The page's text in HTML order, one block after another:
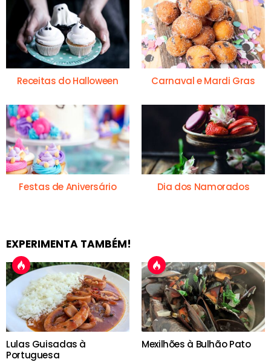
Receitas do Halloween Carnaval e Mardi Gras
Festas de Aniversário Dia dos Namorados
EXPERIMENTA TAMBÉM!
Lulas Guisadas à
Portuguesa
Mexilhões à Bulhão Pato